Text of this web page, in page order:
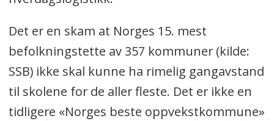
Det er en skam at Norges 15. mest
befolkningstette av 357 kommuner (kilde:
SSB) ikke skal kunne ha rimelig gangavstand
til skolene for de aller fleste. Det er ikke en
tidligere «Norges beste oppvekstkommune»